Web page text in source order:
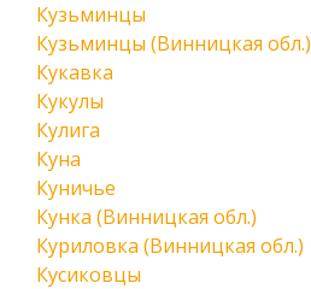
Кузьминцы
Кузьминцы (Винницкая обл.)
Кукавка
Кукулы
Кулига
Куна
Куничье
Кунка (Винницкая обл.)
Куриловка (Винницкая обл.)
Кусиковцы